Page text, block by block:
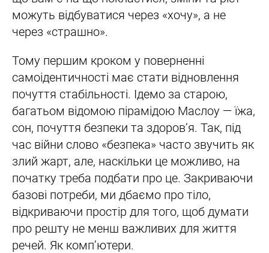
можуть відбуватися через «хочу», а не
через «страшно».
Тому першим кроком у поверненні
самоідентичності має стати відновлення
почуття стабільності. Ідемо за старою,
багатьом відомою пірамідою Маслоу — їжа,
сон, почуття безпеки та здоров’я. Так, під
час війни слово «безпека» часто звучить як
злий жарт, але, наскільки це можливо, на
початку треба подбати про це. Закриваючи
базові потреби, ми дбаємо про тіло,
відкриваючи простір для того, щоб думати
про решту не менш важливих для життя
речей. Як комп’ютери.